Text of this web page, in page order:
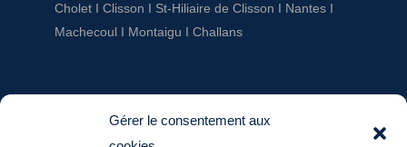
Gérer le consentement aux
CholetI Clisson I St-Hiliaire de Clisson I NantesI
Machecoul I Montaigu I Challans
AUPRÈS DU JEU